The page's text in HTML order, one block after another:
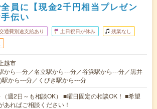
員に【現金2千円相当プレゼン
伝い
通費別途支給あり 土日祝日が休み 残業なし
越市
から---分／名立駅から---分／谷浜駅から---分／黒井
駅から---分／くびき駅から---分
週2日～も相談OK） ■曜日固定の相談OK！ ■希望
あればご相談ください！